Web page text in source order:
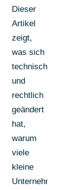
Dieser
Artikel
zeigt,
was sich
technisch
und
rechtlich
geändert
hat,
warum
viele
kleine
Unternehmen